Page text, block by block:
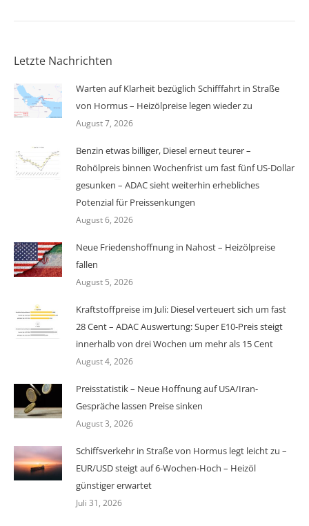
Letzte Nachrichten
Warten auf Klarheit bezüglich Schifffahrt in Straße
von Hormus – Heizölpreise legen wieder zu
August 7, 2026
Benzin etwas billiger, Diesel erneut teurer –
Rohölpreis binnen Wochenfrist um fast fünf US-Dollar
gesunken – ADAC sieht weiterhin erhebliches
Potenzial für Preissenkungen
August 6, 2026
Neue Friedenshoffnung in Nahost – Heizölpreise
fallen
August 5, 2026
Kraftstoffpreise im Juli: Diesel verteuert sich um fast
28 Cent – ADAC Auswertung: Super E10-Preis steigt
innerhalb von drei Wochen um mehr als 15 Cent
August 4, 2026
Preisstatistik – Neue Hoffnung auf USA/Iran-
Gespräche lassen Preise sinken
August 3, 2026
Schiffsverkehr in Straße von Hormus legt leicht zu –
EUR/USD steigt auf 6-Wochen-Hoch – Heizöl
günstiger erwartet
Juli 31, 2026